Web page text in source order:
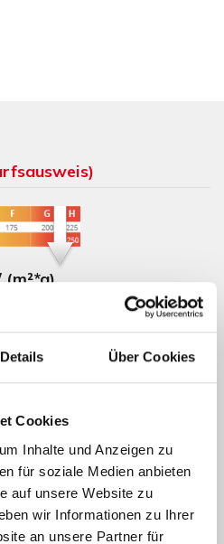
Details Über Cookies
Cookies
Inhalte und Anzeigen zu
für soziale Medien anbieten
auf unsere Website zu
wir Informationen zu Ihrer
an unsere Partner für
05.06.2024
G